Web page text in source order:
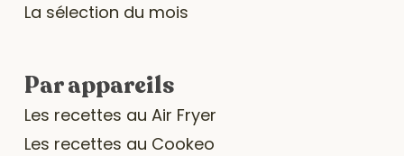
La sélection du mois
Par appareils
Les recettes au Air Fryer
Les recettes au Cookeo